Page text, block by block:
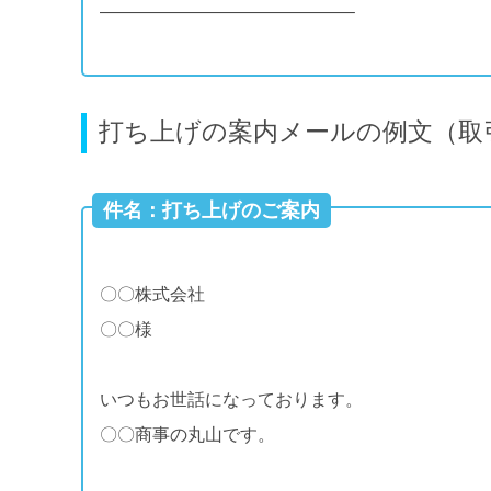
——————————————–
打ち上げの案内メールの例文（取
件名：打ち上げのご案内
〇〇株式会社
〇〇様
いつもお世話になっております。
〇〇商事の丸山です。